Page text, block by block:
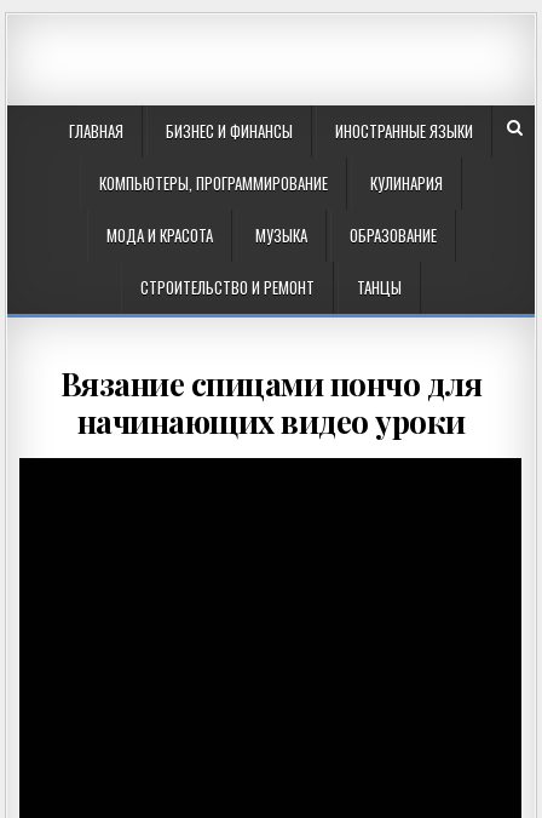
ГЛАВНАЯ БИЗНЕС И ФИНАНСЫ ИНОСТРАННЫЕ ЯЗЫКИ
КОМПЬЮТЕРЫ, ПРОГРАММИРОВАНИЕ КУЛИНАРИЯ
МОДА И КРАСОТА МУЗЫКА ОБРАЗОВАНИЕ
СТРОИТЕЛЬСТВО И РЕМОНТ ТАНЦЫ
Вязание спицами пончо для
начинающих видео уроки